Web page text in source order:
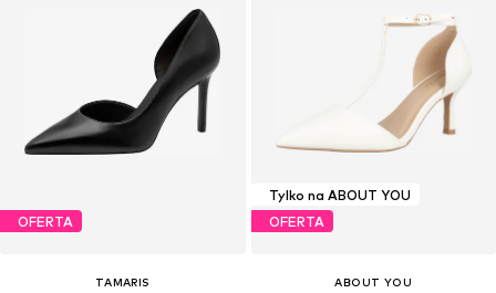
OFERTA
TAMARIS
Tylko na ABOUT YOU
OFERTA
ABOUT YOU